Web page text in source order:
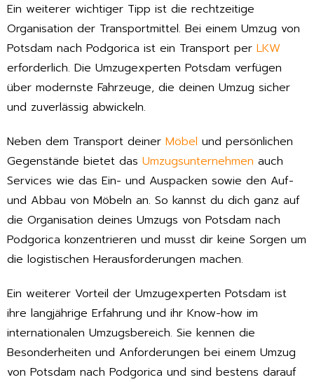
Ein weiterer wichtiger Tipp ist die rechtzeitige
Organisation der Transportmittel. Bei einem Umzug von
Potsdam nach Podgorica ist ein Transport per LKW
erforderlich. Die Umzugexperten Potsdam verfügen
über modernste Fahrzeuge, die deinen Umzug sicher
und zuverlässig abwickeln.
Neben dem Transport deiner Möbel und persönlichen
Gegenstände bietet das Umzugsunternehmen auch
Services wie das Ein- und Auspacken sowie den Auf-
und Abbau von Möbeln an. So kannst du dich ganz auf
die Organisation deines Umzugs von Potsdam nach
Podgorica konzentrieren und musst dir keine Sorgen um
die logistischen Herausforderungen machen.
Ein weiterer Vorteil der Umzugexperten Potsdam ist
ihre langjährige Erfahrung und ihr Know-how im
internationalen Umzugsbereich. Sie kennen die
Besonderheiten und Anforderungen bei einem Umzug
von Potsdam nach Podgorica und sind bestens darauf